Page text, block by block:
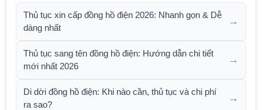
Thủ tục xin cấp đồng hồ điện 2026: Nhanh gọn & Dễ
dàng nhất
→
Thủ tục sang tên đồng hồ điện: Hướng dẫn chi tiết
mới nhất 2026
→
Di dời đồng hồ điện: Khi nào cần, thủ tục và chi phí
ra sao?
→